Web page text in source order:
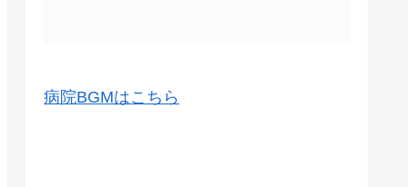
病院BGMはこちら